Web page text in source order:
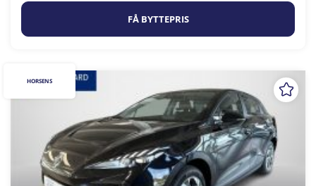
FÅ BYTTEPRIS
HORSENS